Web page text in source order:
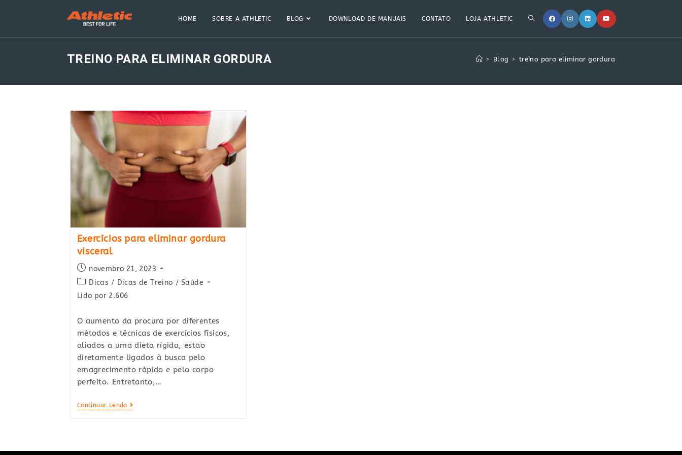
HOME SOBRE A ATHLETIC BLOG DOWNLOAD DE MANUAIS CONTATO LOJA ATHLETIC
TREINO PARA ELIMINAR GORDURA > Blog > treino para eliminar gordura
Exercícios para eliminar gordura
visceral
Post
published:
novembro 21, 2023
Post
category:
Dicas / Dicas de Treino / Saúde
Lido por 2.606
O aumento da procura por diferentes
métodos e técnicas de exercícios físicos,
aliados a uma dieta rígida, estão
diretamente ligados à busca pelo
emagrecimento rápido e pelo corpo
perfeito. Entretanto,…
Continuar LendoExercícios
Para